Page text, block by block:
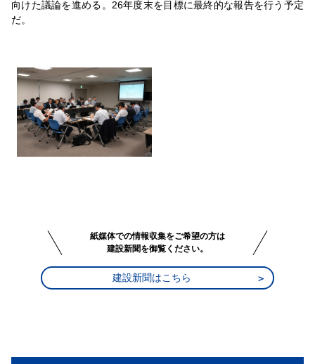
向けた議論を進める。26年度末を目標に最終的な報告を行う予定
だ。
紙媒体での情報収集をご希望の方は
建設新聞を御覧ください。
建設新聞はこちら